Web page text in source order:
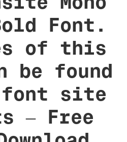
Font.
of this
be found
font site
– Free